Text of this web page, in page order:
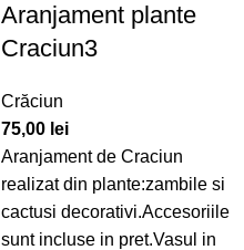
Aranjament plante
Craciun3
Crăciun
75,00 lei
Aranjament de Craciun
realizat din plante:zambile si
cactusi decorativi.Accesoriile
sunt incluse in pret.Vasul in